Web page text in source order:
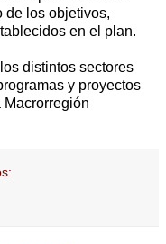
de los objetivos,
en el plan.
distintos sectores
y proyectos